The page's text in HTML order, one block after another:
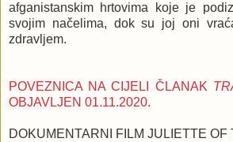
afganistanskim hrtovima koje je
svojim načelima, dok su joj oni
zdravljem.
POVEZNICA NA CIJELI ČLANAK
OBJAVLJEN 01.11.2020.
DOKUMENTARNI FILM JULIETTE OF